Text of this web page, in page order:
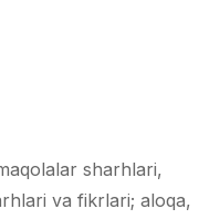
sharhlari,
va fikrlari; aloqa,